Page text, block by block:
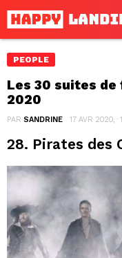
PEOPLE
Les 30 suites
2020
PAR SANDRINE 17 AVR 2020, ·
28. Pirates des